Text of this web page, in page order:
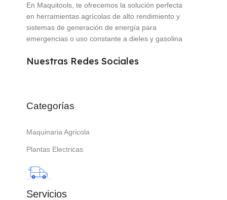
En Maquitools, te ofrecemos la solución perfecta
en herramientas agrícolas de alto rendimiento y
sistemas de generación de energía para
emergencias o uso constante a dieles y gasolina
Nuestras Redes Sociales
Categorías
Maquinaria Agricola
Plantas Electricas
Servicios